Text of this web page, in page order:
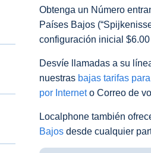
Obtenga un Número
Países Bajos
configuración inicial
Desvíe llamadas a su
nuestras bajas tarifas
por Interneto Correo de
Localphone también
Bajos desde cualquier